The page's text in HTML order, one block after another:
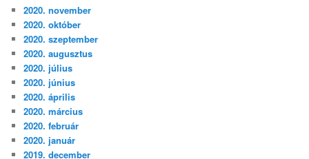
2020. november
2020. október
2020. szeptember
2020. augusztus
2020. július
2020. június
2020. április
2020. március
2020. február
2020. január
2019. december